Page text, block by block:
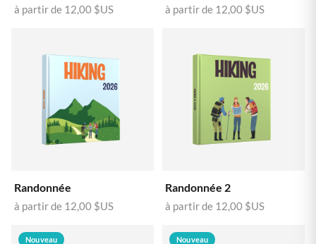
à partir de 12,00 $US à partir de 12,00 $US
Randonnée
à partir de 12,00 $US
Randonnée 2
à partir de 12,00 $US
Nouveau Nouveau